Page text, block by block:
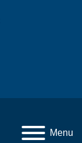
Menu